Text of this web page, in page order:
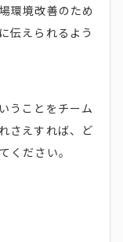
環境改善のため
伝えられるよう
うことをチーム
さえすれば、ど
ください。